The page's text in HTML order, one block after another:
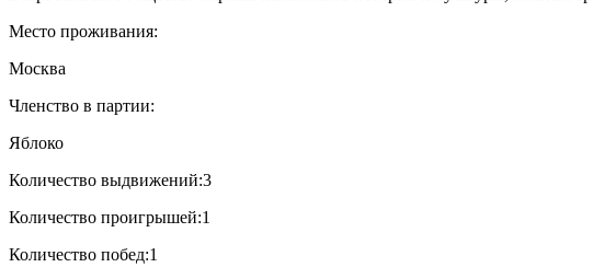
Место проживания:
Москва
Членство в партии:
Яблоко
Количество выдвижений:3
Количество проигрышей:1
Количество побед:1